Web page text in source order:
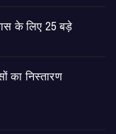
के लिए 25 बड़े
का निस्तारण